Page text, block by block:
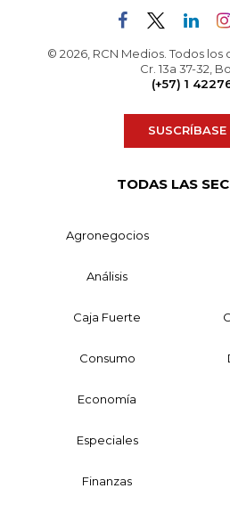
© 2026, RCN Medios. Todos
Cr. 13a 37-32,
(+57) 1
SUSCRÍBASE
TODAS LAS
Agronegocios
Análisis
Caja Fuerte
Consumo
Economía
Especiales
Finanzas